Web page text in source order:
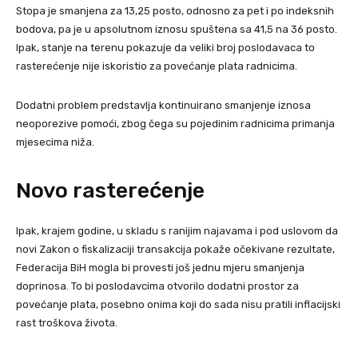
Stopa je smanjena za 13,25 posto, odnosno za pet i po indeksnih
bodova, pa je u apsolutnom iznosu spuštena sa 41,5 na 36 posto.
Ipak, stanje na terenu pokazuje da veliki broj poslodavaca to
rasterećenje nije iskoristio za povećanje plata radnicima.
Dodatni problem predstavlja kontinuirano smanjenje iznosa
neoporezive pomoći, zbog čega su pojedinim radnicima primanja
mjesecima niža.
Novo rasterećenje
Ipak, krajem godine, u skladu s ranijim najavama i pod uslovom da
novi Zakon o fiskalizaciji transakcija pokaže očekivane rezultate,
Federacija BiH mogla bi provesti još jednu mjeru smanjenja
doprinosa. To bi poslodavcima otvorilo dodatni prostor za
povećanje plata, posebno onima koji do sada nisu pratili inflacijski
rast troškova života.